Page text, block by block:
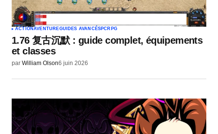
ACTIONAVENTUREGUIDES AVANCÉS PC RPG
1.76 复古沉默 : guide complet, équipements
et classes
par William Olson6 juin 2026